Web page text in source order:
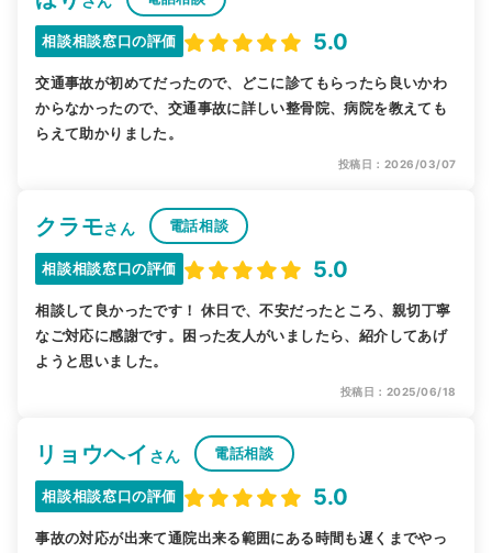
相談相談窓口の評価 5.0
交通事故が初めてだったので、どこに診てもらったら良いかわ
からなかったので、交通事故に詳しい整骨院、病院を教えても
らえて助かりました。
投稿日：2026/03/07
クラモさん 電話相談
相談相談窓口の評価 5.0
相談して良かったです！ 休日で、不安だったところ、親切丁寧
なご対応に感謝です。困った友人がいましたら、紹介してあげ
ようと思いました。
投稿日：2025/06/18
リョウヘイ さん 電話相談
相談相談窓口の評価 5.0
事故の対応が出来て通院出来る範囲にある時間も遅くまでやっ